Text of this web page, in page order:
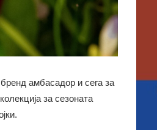
амбасадор и сега за
за сезоната